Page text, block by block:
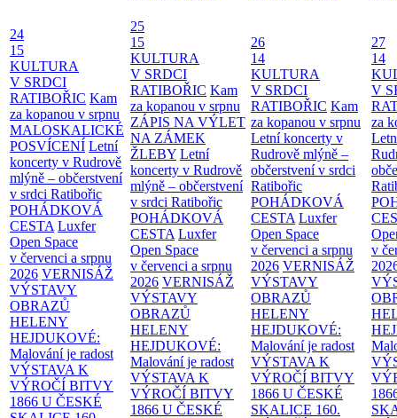
24
15
KULTURA
V SRDCI
RATIBOŘIC Kam
za kopanou v srpnu
MALOSKALICKÉ
POSVÍCENÍ Letní
koncerty v Rudrově
mlýně – občerstvení
v srdci Ratibořic
POHÁDKOVÁ
CESTA Luxfer
Open Space
v červenci a srpnu
2026 VERNISÁŽ
VÝSTAVY
OBRAZŮ
HELENY
HEJDUKOVÉ:
Malování je radost
VÝSTAVA K
VÝROČÍ BITVY
1866 U ČESKÉ
25
15
KULTURA
V SRDCI
RATIBOŘIC Kam
za kopanou v srpnu
ZÁPIS NA VÝLET
NA ZÁMEK
ŽLEBY Letní
koncerty v Rudrově
mlýně – občerstvení
v srdci Ratibořic
POHÁDKOVÁ
CESTA Luxfer
Open Space
v červenci a srpnu
2026 VERNISÁŽ
VÝSTAVY
OBRAZŮ
HELENY
HEJDUKOVÉ:
Malování je radost
VÝSTAVA K
VÝROČÍ BITVY
1866 U ČESKÉ
26
14
KULTURA
V SRDCI
RATIBOŘIC Kam
za kopanou v srpnu
Letní koncerty v
Rudrově mlýně –
občerstvení v srdci
Ratibořic
POHÁDKOVÁ
CESTA Luxfer
Open Space
v červenci a srpnu
2026 VERNISÁŽ
VÝSTAVY
OBRAZŮ
HELENY
HEJDUKOVÉ:
Malování je radost
VÝSTAVA K
VÝROČÍ BITVY
1866 U ČESKÉ
SKALICE 160.
27
14
V
za
v